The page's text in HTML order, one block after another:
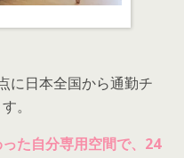
に日本全国から通勤チ
。
た自分専用空間で、24